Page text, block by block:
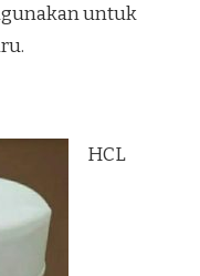
untuk
HCL